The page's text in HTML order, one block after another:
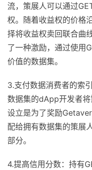
流，策展人可以通过
权。随着收益权的价格
择将收益权卖回联合曲
了一种激励，通过使用
价值的数据集。
3.支付数据消费者的索
数据集的dApp开发者
设立是为了奖励
配给拥有数据集的策展
部分。
4.提高信用分数：持有